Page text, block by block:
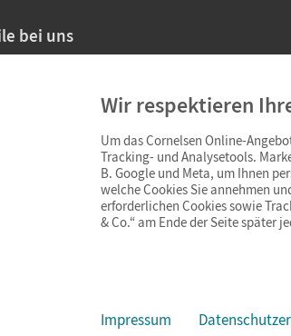
bei uns
Angebote für Lehrkräfte
Einkaufen mit SSL-Verschlüsselung
Widerrufsfristvon 4 Wochen
und einfache Retourenabwicklung
Barrierefreiheit Cookies & Co.
Wir respektieren
Um das Cornelsen Online-
Tracking- und Analysetools.
B. Google und Meta, um Ihnen
welche Cookies Sie annehmen
erforderlichen Cookies sowie
& Co.“ am Ende der Seite später
Impressum